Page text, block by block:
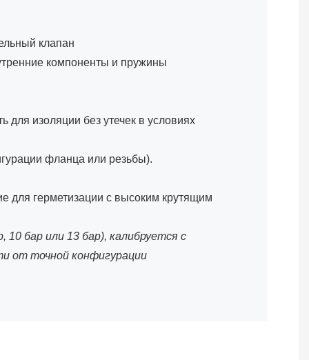
клапан
компоненты и пружины
для изоляции без утечек в условиях
фланца или резьбы).
для герметизации с высоким крутящим
10 бар или 13 бар), калибруется с
от точной конфигурации